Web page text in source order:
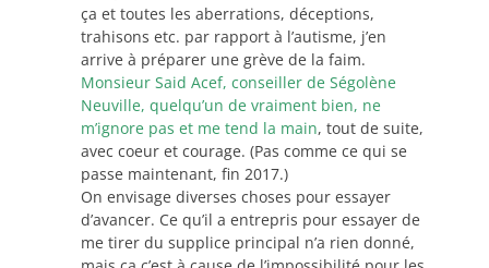
ça et toutes les aberrations, déceptions,
trahisons etc. par rapport à l’autisme, j’en
arrive à préparer une grève de la faim.
Monsieur Said Acef, conseiller de Ségolène
Neuville, quelqu’un de vraiment bien, ne
m’ignore pas et me tend la main, tout de suite,
avec coeur et courage. (Pas comme ce qui se
passe maintenant, fin 2017.)
On envisage diverses choses pour essayer
d’avancer. Ce qu’il a entrepris pour essayer de
me tirer du supplice principal n’a rien donné,